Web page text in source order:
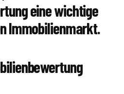
eine wichtige
Immobilienmarkt.